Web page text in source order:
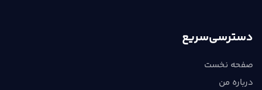
دسترسی‌سریع
صفحه نخست
درباره من